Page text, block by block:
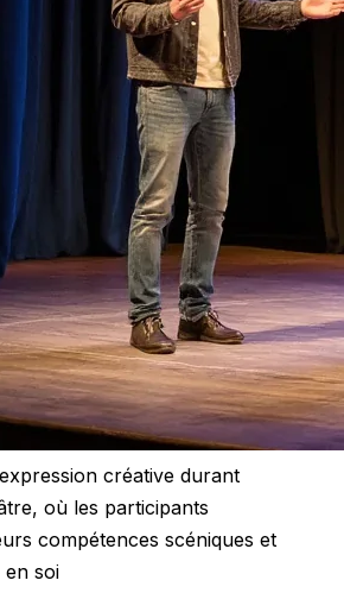
créative durant
où les participants
compétences scéniques et
soi